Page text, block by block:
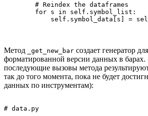
        # Reindex the dataframes
        for s in self.symbol_list:
Метод _get_new_bar создает генератор
форматированной версии данных в барах.
последующие вызовы метода
так до того момента, пока не будет
данных по инструментам):
# data.py